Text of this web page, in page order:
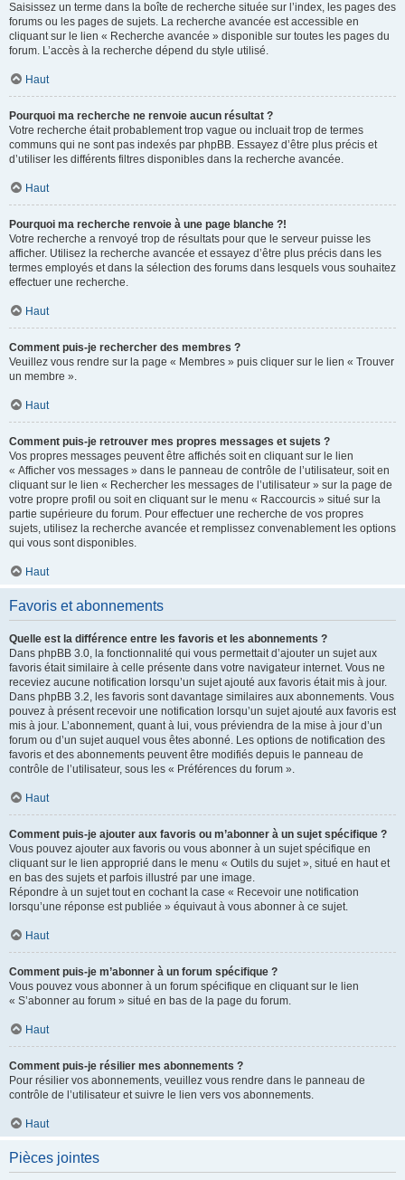
Saisissez un terme dans la boîte de recherche située sur l’index, les pages des
forums ou les pages de sujets. La recherche avancée est accessible en
cliquant sur le lien « Recherche avancée » disponible sur toutes les pages du
forum. L’accès à la recherche dépend du style utilisé.
Haut
Pourquoi ma recherche ne renvoie aucun résultat ?
Votre recherche était probablement trop vague ou incluait trop de termes
communs qui ne sont pas indexés par phpBB. Essayez d’être plus précis et
d’utiliser les différents filtres disponibles dans la recherche avancée.
Haut
Pourquoi ma recherche renvoie à une page blanche ?!
Votre recherche a renvoyé trop de résultats pour que le serveur puisse les
afficher. Utilisez la recherche avancée et essayez d’être plus précis dans les
termes employés et dans la sélection des forums dans lesquels vous souhaitez
effectuer une recherche.
Haut
Comment puis-je rechercher des membres ?
Veuillez vous rendre sur la page « Membres » puis cliquer sur le lien « Trouver
un membre ».
Haut
Comment puis-je retrouver mes propres messages et sujets ?
Vos propres messages peuvent être affichés soit en cliquant sur le lien
« Afficher vos messages » dans le panneau de contrôle de l’utilisateur, soit en
cliquant sur le lien « Rechercher les messages de l’utilisateur » sur la page de
votre propre profil ou soit en cliquant sur le menu « Raccourcis » situé sur la
partie supérieure du forum. Pour effectuer une recherche de vos propres
sujets, utilisez la recherche avancée et remplissez convenablement les options
qui vous sont disponibles.
Haut
Favoris et abonnements
Quelle est la différence entre les favoris et les abonnements ?
Dans phpBB 3.0, la fonctionnalité qui vous permettait d’ajouter un sujet aux
favoris était similaire à celle présente dans votre navigateur internet. Vous ne
receviez aucune notification lorsqu’un sujet ajouté aux favoris était mis à jour.
Dans phpBB 3.2, les favoris sont davantage similaires aux abonnements. Vous
pouvez à présent recevoir une notification lorsqu’un sujet ajouté aux favoris est
mis à jour. L’abonnement, quant à lui, vous préviendra de la mise à jour d’un
forum ou d’un sujet auquel vous êtes abonné. Les options de notification des
favoris et des abonnements peuvent être modifiés depuis le panneau de
contrôle de l’utilisateur, sous les « Préférences du forum ».
Haut
Comment puis-je ajouter aux favoris ou m’abonner à un sujet spécifique ?
Vous pouvez ajouter aux favoris ou vous abonner à un sujet spécifique en
cliquant sur le lien approprié dans le menu « Outils du sujet », situé en haut et
en bas des sujets et parfois illustré par une image.
Répondre à un sujet tout en cochant la case « Recevoir une notification
lorsqu’une réponse est publiée » équivaut à vous abonner à ce sujet.
Haut
Comment puis-je m’abonner à un forum spécifique ?
Vous pouvez vous abonner à un forum spécifique en cliquant sur le lien
« S’abonner au forum » situé en bas de la page du forum.
Haut
Comment puis-je résilier mes abonnements ?
Pour résilier vos abonnements, veuillez vous rendre dans le panneau de
contrôle de l’utilisateur et suivre le lien vers vos abonnements.
Haut
Pièces jointes